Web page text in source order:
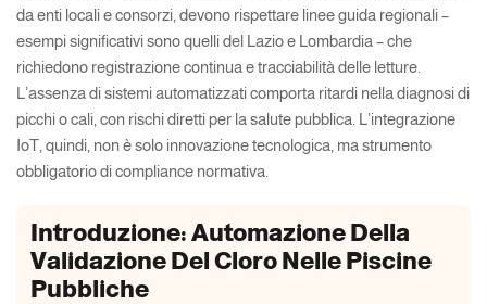
da enti locali e consorzi, devono rispettare linee guida regionali –
esempi significativi sono quelli del Lazio e Lombardia – che
richiedono registrazione continua e tracciabilità delle letture.
L’assenza di sistemi automatizzati comporta ritardi nella diagnosi di
picchi o cali, con rischi diretti per la salute pubblica. L’integrazione
IoT, quindi, non è solo innovazione tecnologica, ma strumento
obbligatorio di compliance normativa.
Introduzione: Automazione Della
Validazione Del Cloro Nelle Piscine
Pubbliche